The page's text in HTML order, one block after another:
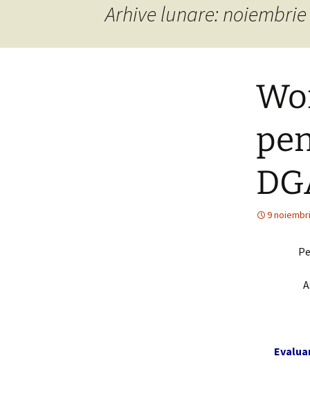
Human Trafficking
Universitatea
Laguna – A
a proiectului
Sensibilitatea
senzoriale în
Activități de
Arhive lunare: noiembrie
9